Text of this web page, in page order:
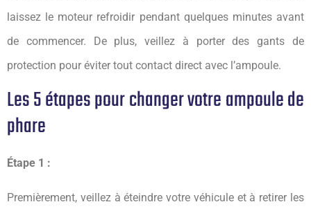
laissez le moteur refroidir pendant quelques minutes avant
de commencer. De plus, veillez à porter des gants de
protection pour éviter tout contact direct avec l’ampoule.
Les 5 étapes pour changer votre ampoule de
phare
Étape 1 :
Premièrement, veillez à éteindre votre véhicule et à retirer les